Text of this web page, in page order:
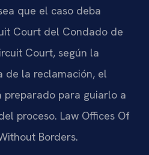
que el caso deba
Court del Condado de
Court, según la
de la reclamación, el
preparado para guiarlo a
proceso. Law Offices Of
Borders.